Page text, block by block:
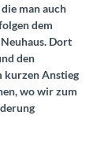
man auch
dem
Dort
den
kurzen Anstieg
wo wir zum